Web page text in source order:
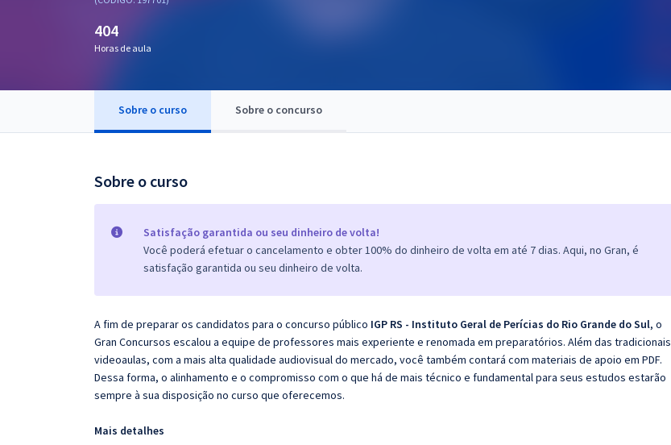
OAB
404
Horas de aula
Sobre o curso Sobre o concurso
Sobre o curso
Satisfação garantida ou seu dinheiro de volta!
Você poderá efetuar o cancelamento e obter 100% do dinheiro de volta em até 7 dias. Aqui, no Gran, é
satisfação garantida ou seu dinheiro de volta.
A fim de preparar os candidatos para o concurso público IGP RS - Instituto Geral de Perícias do Rio Grande do Sul, o
Gran Concursos escalou a equipe de professores mais experiente e renomada em preparatórios. Além das tradicionais
videoaulas, com a mais alta qualidade audiovisual do mercado, você também contará com materiais de apoio em PDF.
Dessa forma, o alinhamento e o compromisso com o que há de mais técnico e fundamental para seus estudos estarão
sempre à sua disposição no curso que oferecemos.
Mais detalhes